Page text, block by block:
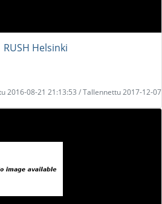
Helsinki
2016-08-21 21:13:53 / Tallennettu 2017-12-07